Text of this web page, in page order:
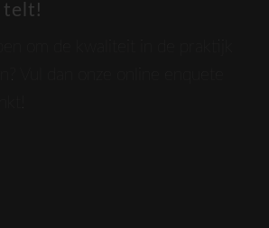
telt!
Vul dan onze online enquete